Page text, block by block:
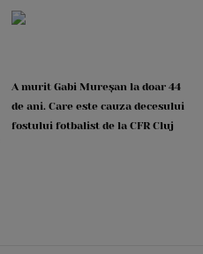
A murit Gabi Mureșan la doar 44
de ani. Care este cauza decesului
fostului fotbalist de la CFR Cluj